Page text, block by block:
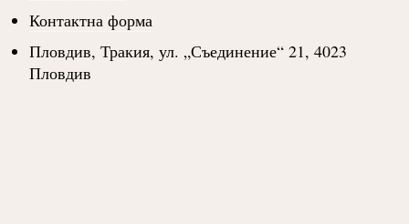
Контактна форма
Пловдив, Тракия, ул. „Съединение“ 21, 4023
Пловдив